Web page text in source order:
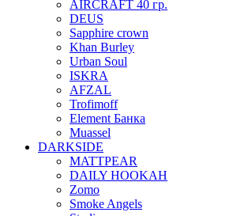
AIRCRAFT 40 гр.
DEUS
Sapphire crown
Khan Burley
Urban Soul
ISKRA
AFZAL
Trofimoff
Element Банка
Muassel
DARKSIDE
MATTPEAR
DAILY HOOKAH
Zomo
Smoke Angels